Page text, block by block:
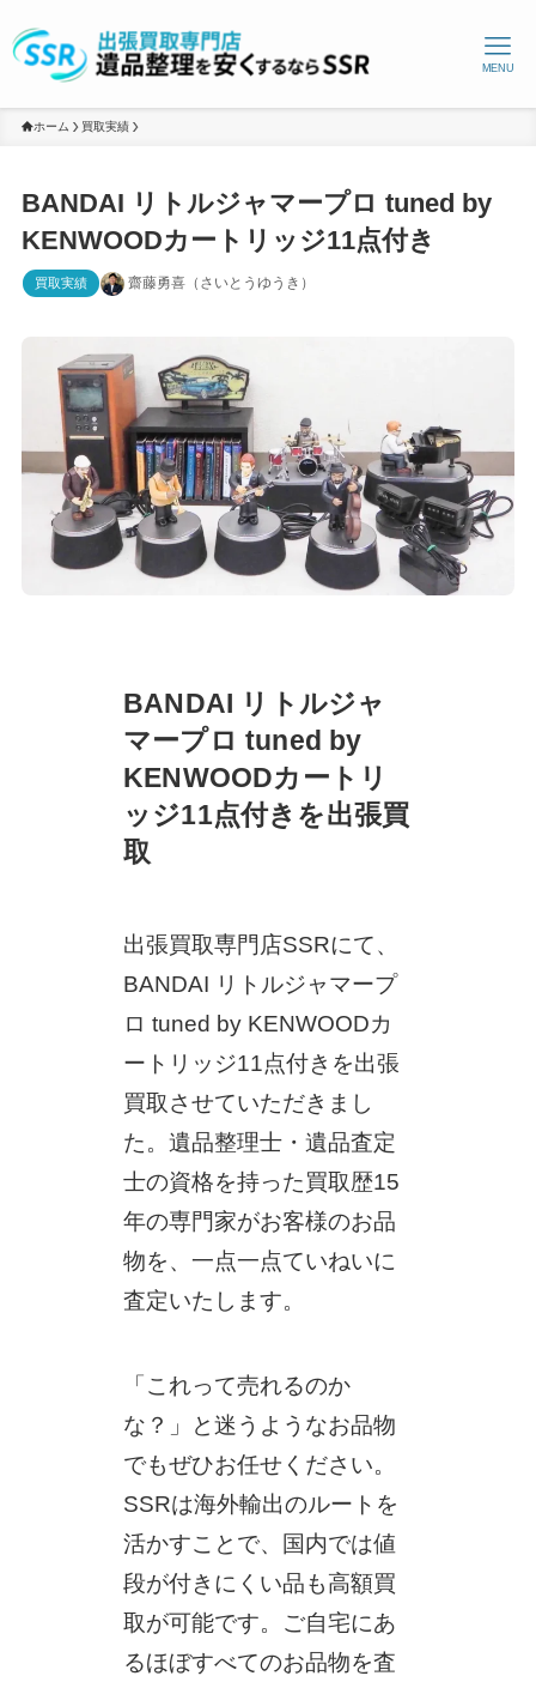
MENU
ホーム 買取実績
BANDAI リトルジャマープロ tuned by
KENWOODカートリッジ11点付き
買取実績 齋藤勇喜（さいとうゆうき）
BANDAI リトルジャ
マープロ tuned by
KENWOODカートリ
ッジ11点付きを出張買
取
出張買取専門店SSRにて、
BANDAI リトルジャマープ
ロ tuned by KENWOODカ
ートリッジ11点付きを出張
買取させていただきまし
た。遺品整理士・遺品査定
士の資格を持った買取歴15
年の専門家がお客様のお品
物を、一点一点ていねいに
査定いたします。
「これって売れるのか
な？」と迷うようなお品物
でもぜひお任せください。
SSRは海外輸出のルートを
活かすことで、国内では値
段が付きにくい品も高額買
取が可能です。ご自宅にあ
るほぼすべてのお品物を査